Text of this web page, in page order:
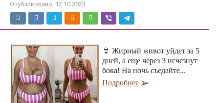
Опубликовано: 12.10.2023
👙 Жирный живот уйдет за 5
дней, а еще через 3 исчезнут
бока! На ночь съедайте...
Подробнее